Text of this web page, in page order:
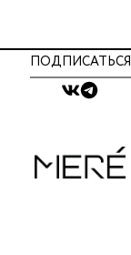
ПОДПИСАТЬСЯ